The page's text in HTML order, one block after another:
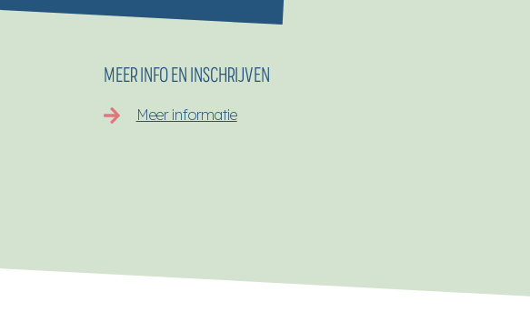
MEER INFO EN INSCHRIJVEN
Meer informatie